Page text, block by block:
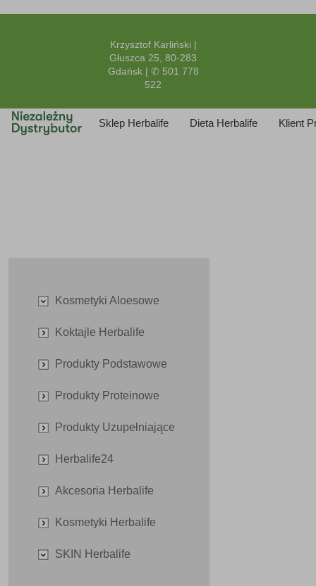
Krzysztof Karliński |
Głuszca 25, 80-283
Gdańsk | ✆ 501 778
522
Sklep Herbalife Dieta Herbalife Klient
Kosmetyki Aloesowe
Koktajle Herbalife
Produkty Podstawowe
Produkty Proteinowe
Produkty Uzupełniające
Herbalife24
Akcesoria Herbalife
Kosmetyki Herbalife
SKIN Herbalife